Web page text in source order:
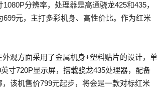
分辨率，处理器是高通骁龙425和435，
元，主打多彩机身、高性价比。作为红米
观方面采用了金属机身+塑料贴片的设计，单
寸720P显示屏，搭载骁龙435处理器，配备
该机售价799元起步，将会是一款对标红米